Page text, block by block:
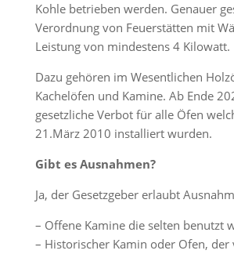
Kohle betrieben werden. Genauer
Verordnung von Feuerstätten mit
Leistung von mindestens 4 Kilowatt.
Dazu gehören im Wesentlichen
Kachelöfen und Kamine. Ab Ende
gesetzliche Verbot für alle Öfen
21.März 2010 installiert wurden.
Gibt es Ausnahmen?
Ja, der Gesetzgeber erlaubt
– Offene Kamine die selten benutzt
– Historischer Kamin oder Ofen, der